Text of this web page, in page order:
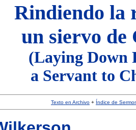
Rindiendo la
un siervo de
(Laying Down
a Servant to
Texto en Archivo + Índice de